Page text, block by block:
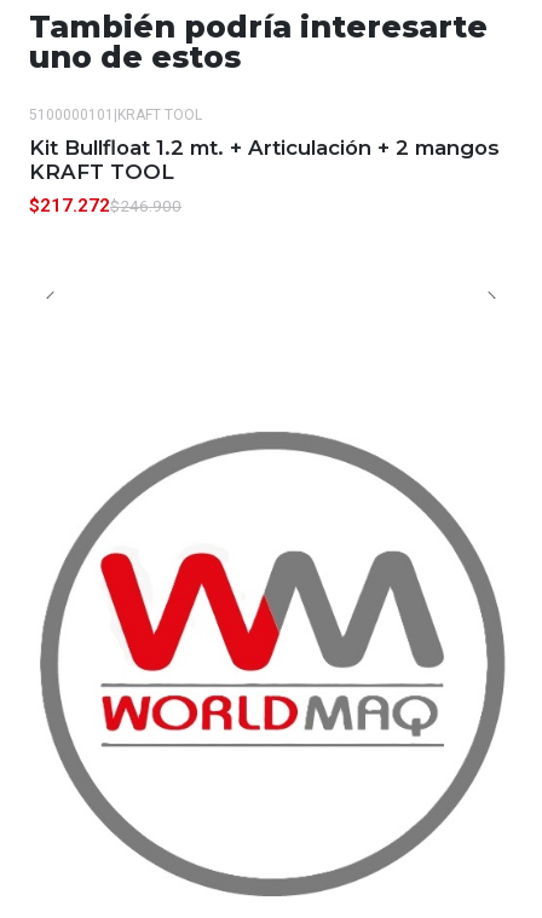
También podría interesarte
uno de estos
OFF
5100000101 |KRAFT TOOL
Kit Bullfloat 1.2 mt. + Articulación + 2 mangos
KRAFT TOOL
$217.272$246.900